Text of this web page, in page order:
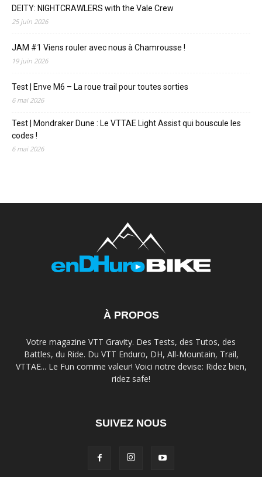
DEITY: NIGHTCRAWLERS with the Vale Crew
25 juin 2026
JAM #1 Viens rouler avec nous à Chamrousse !
19 juin 2026
Test | Enve M6 – La roue trail pour toutes sorties
6 mai 2026
Test | Mondraker Dune : Le VTTAE Light Assist qui bouscule les
codes !
6 mai 2026
À PROPOS
Votre magazine VTT Gravity. Des Tests, des Tutos, des
Battles, du Ride. Du VTT Enduro, DH, All-Mountain, Trail,
VTTAE... Le Fun comme valeur! Voici notre devise: Ridez bien,
ridez safe!
SUIVEZ NOUS